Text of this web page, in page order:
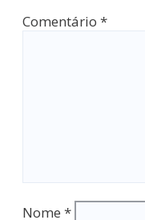
Comentário *
Nome *